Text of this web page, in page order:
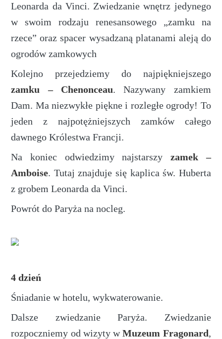
Leonarda da Vinci. Zwiedzanie wnętrz jedynego
w swoim rodzaju renesansowego „zamku na
rzece” oraz spacer wysadzaną platanami aleją do
ogrodów zamkowych
Kolejno przejedziemy do najpiękniejszego
zamku – Chenonceau. Nazywany zamkiem
Dam. Ma niezwykłe piękne i rozległe ogrody! To
jeden z najpotężniejszych zamków całego
dawnego Królestwa Francji.
Na koniec odwiedzimy najstarszy zamek –
Amboise. Tutaj znajduje się kaplica św. Huberta
z grobem Leonarda da Vinci.
Powrót do Paryża na nocleg.
4 dzień
Śniadanie w hotelu, wykwaterowanie.
Dalsze zwiedzanie Paryża. Zwiedzanie
rozpoczniemy od wizyty wMuzeum Fragonard,